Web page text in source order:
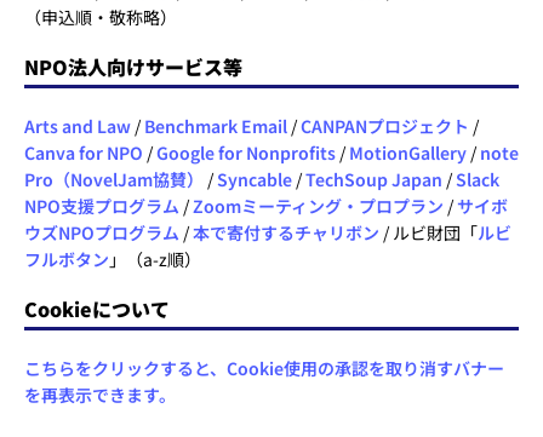
（申込順・敬称略）
NPO法人向けサービス等
Arts and Law / Benchmark Email /CANPANプロジェクト /
Canva for NPO /Google for Nonprofits / MotionGallery / note
Pro（NovelJam協賛）
/Syncable /TechSoup Japan /Slack
NPO支援プログラム /Zoomミーティング・プロプラン /サイボ
ウズNPOプログラム /本で寄付するチャリボン / ルビ財団「ルビ
フルボタン 」（a-z順）
Cookieについて
こちらをクリックすると、Cookie使用の承認を取り消すバナー
を再表示できます。